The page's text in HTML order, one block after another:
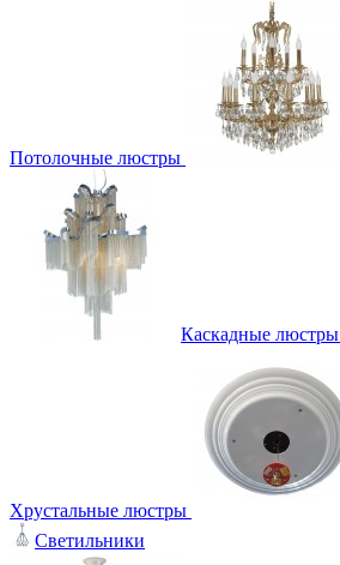
Потолочные люстры
Каскадные люстры
Хрустальные люстры
Светильники